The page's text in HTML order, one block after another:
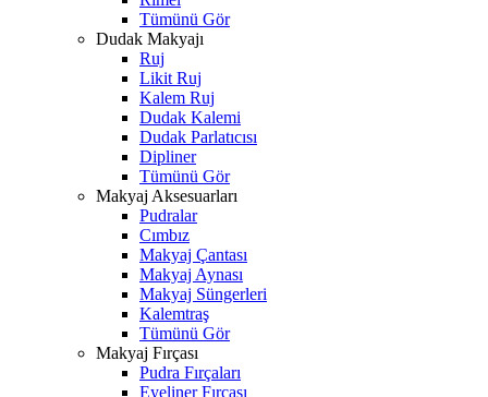
Tümünü Gör
Dudak Makyajı
Ruj
Likit Ruj
Kalem Ruj
Dudak Kalemi
Dudak Parlatıcısı
Dipliner
Tümünü Gör
Makyaj Aksesuarları
Pudralar
Cımbız
Makyaj Çantası
Makyaj Aynası
Makyaj Süngerleri
Kalemtraş
Tümünü Gör
Makyaj Fırçası
Pudra Fırçaları
Eyeliner Fırçası